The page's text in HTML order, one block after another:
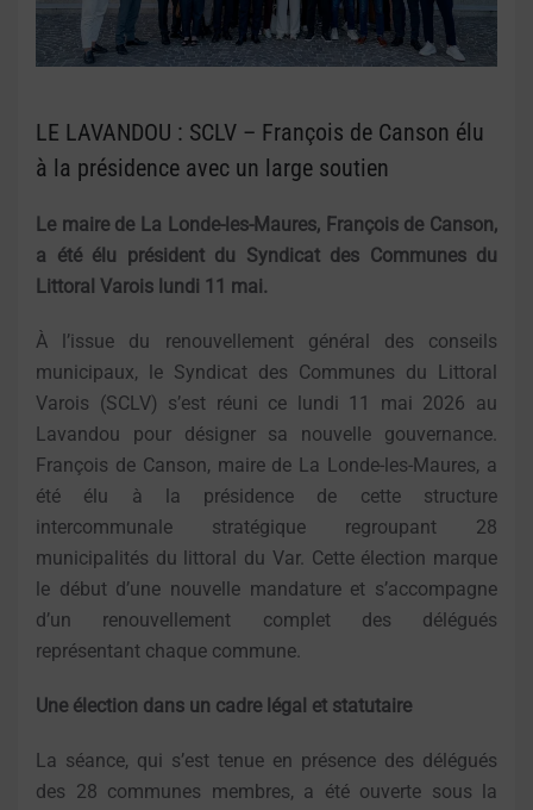
LE LAVANDOU : SCLV – François de Canson élu
à la présidence avec un large soutien
Le maire de La Londe-les-Maures, François de Canson,
a été élu président du Syndicat des Communes du
Littoral Varois lundi 11 mai.
À l’issue du renouvellement général des conseils
municipaux, le Syndicat des Communes du Littoral
Varois (SCLV) s’est réuni ce lundi 11 mai 2026 au
Lavandou pour désigner sa nouvelle gouvernance.
François de Canson, maire de La Londe-les-Maures, a
été élu à la présidence de cette structure
intercommunale stratégique regroupant 28
municipalités du littoral du Var. Cette élection marque
le début d’une nouvelle mandature et s’accompagne
d’un renouvellement complet des délégués
représentant chaque commune.
Une élection dans un cadre légal et statutaire
La séance, qui s’est tenue en présence des délégués
des 28 communes membres, a été ouverte sous la